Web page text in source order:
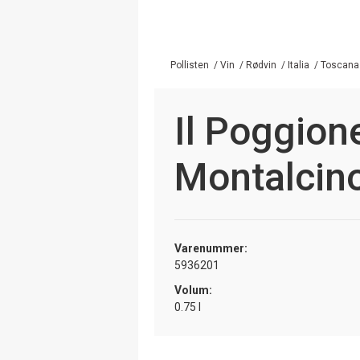
Pollisten / Vin / Rødvin / Italia / Toscana
Il
Varenummer:
5936201
Volum:
0.75 l